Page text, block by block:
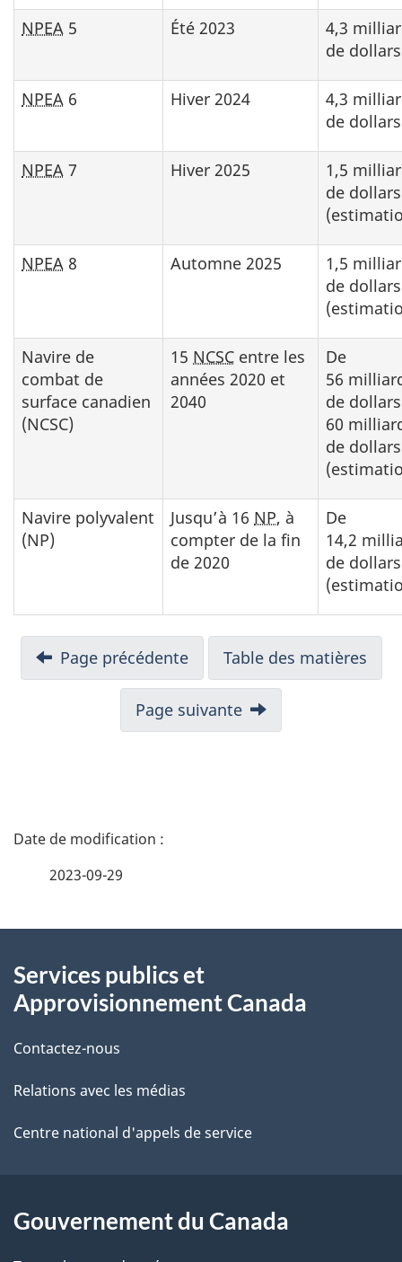
NPEA 5 Été 2023
4,3
de dollars
NPEA 6 Hiver 2024
4,3
de dollars
NPEA 7 Hiver 2025
1,5
de dollars
NPEA 8 Automne 2025
1,5
de dollars
Navire de
combat de
surface canadien
(NCSC)
15 NCSC entre les
années 2020 et
2040
De
56
de
60
de dollars
Navire polyvalent
(NP)
Jusqu’à 16 NP, à
compter de la fin
de 2020
De
14,2
de dollars
N
a
a
i
o
n
p
o
u
o
Page précédente Table des matières
Page suivante
D
i
s
d
e
a
2023-09-29
propos
de
ce
site
Services publics et
Approvisionnement Canada
Contactez-nous
Relations avec les médias
Centre national d'appels de service
Gouvernement du Canada